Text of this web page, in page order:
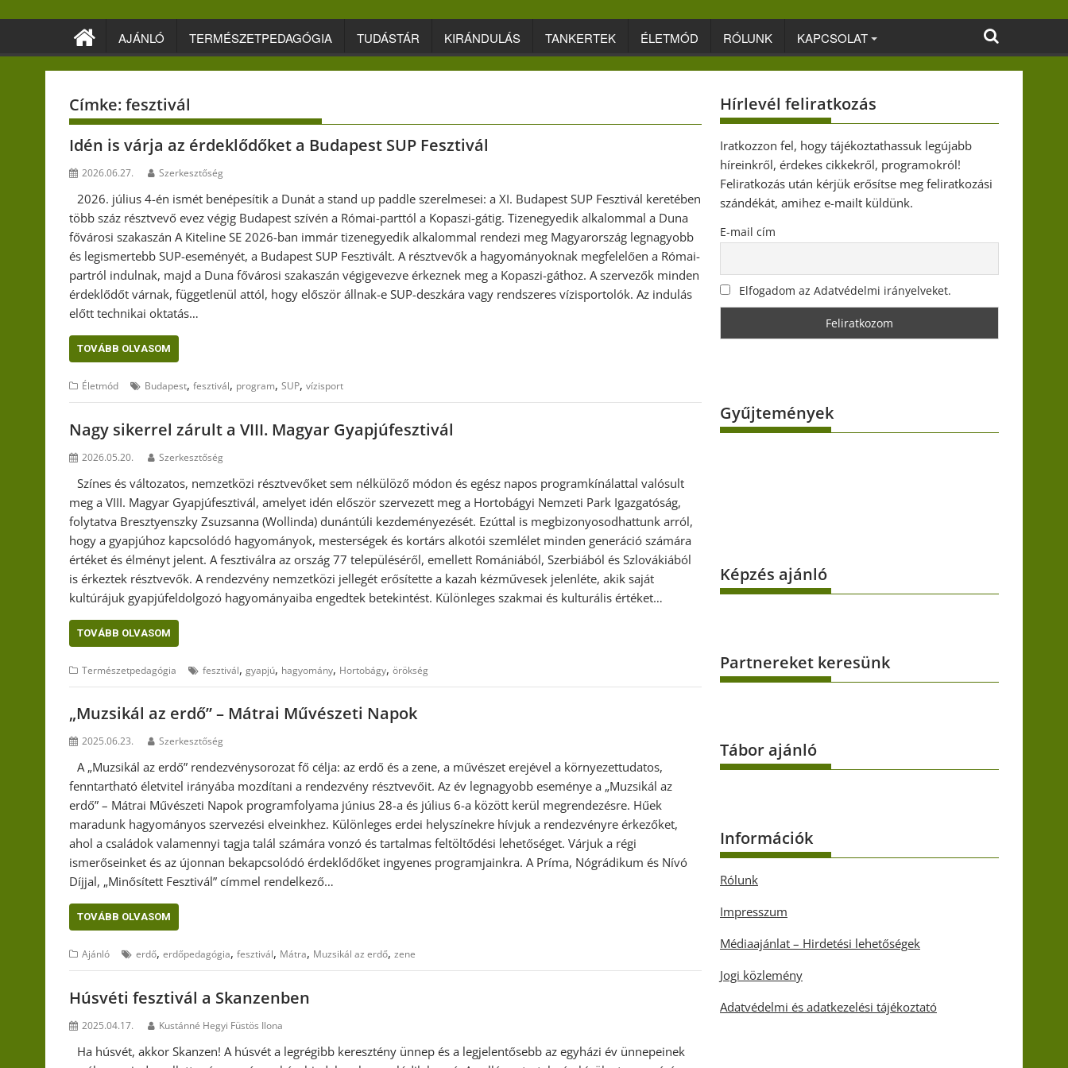
AJÁNLÓ TERMÉSZETPEDAGÓGIA TUDÁSTÁR KIRÁNDULÁS TANKERTEK ÉLETMÓD RÓLUNK KAPCSOLAT
Címke:fesztivál
Idén is várja az érdeklődőket a Budapest SUP Fesztivál
2026.06.27. Szerkesztőség
2026. július 4-én ismét benépesítik a Dunát a stand up paddle szerelmesei: a XI. Budapest SUP Fesztivál keretében
több száz résztvevő evez végig Budapest szívén a Római-parttól a Kopaszi-gátig. Tizenegyedik alkalommal a Duna
fővárosi szakaszán A Kiteline SE 2026-ban immár tizenegyedik alkalommal rendezi meg Magyarország legnagyobb
és legismertebb SUP-eseményét, a Budapest SUP Fesztivált. A résztvevők a hagyományoknak megfelelően a Római-
partról indulnak, majd a Duna fővárosi szakaszán végigevezve érkeznek meg a Kopaszi-gáthoz. A szervezők minden
érdeklődőt várnak, függetlenül attól, hogy először állnak-e SUP-deszkára vagy rendszeres vízisportolók. Az indulás
előtt technikai oktatás…
TOVÁBB OLVASOM
Életmód Budapest, fesztivál, program, SUP, vízisport
Nagy sikerrel zárult a VIII. Magyar Gyapjúfesztivál
2026.05.20. Szerkesztőség
Színes és változatos, nemzetközi résztvevőket sem nélkülöző módon és egész napos programkínálattal valósult
meg a VIII. Magyar Gyapjúfesztivál, amelyet idén először szervezett meg a Hortobágyi Nemzeti Park Igazgatóság,
folytatva Bresztyenszky Zsuzsanna (Wollinda) dunántúli kezdeményezését. Ezúttal is megbizonyosodhattunk arról,
hogy a gyapjúhoz kapcsolódó hagyományok, mesterségek és kortárs alkotói szemlélet minden generáció számára
értéket és élményt jelent. A fesztiválra az ország 77 településéről, emellett Romániából, Szerbiából és Szlovákiából
is érkeztek résztvevők. A rendezvény nemzetközi jellegét erősítette a kazah kézművesek jelenléte, akik saját
kultúrájuk gyapjúfeldolgozó hagyományaiba engedtek betekintést. Különleges szakmai és kulturális értéket…
TOVÁBB OLVASOM
Természetpedagógia fesztivál, gyapjú, hagyomány, Hortobágy, örökség
„Muzsikál az erdő” – Mátrai Művészeti Napok
2025.06.23. Szerkesztőség
A „Muzsikál az erdő” rendezvénysorozat fő célja: az erdő és a zene, a művészet erejével a környezettudatos,
fenntartható életvitel irányába mozdítani a rendezvény résztvevőit. Az év legnagyobb eseménye a „Muzsikál az
erdő” – Mátrai Művészeti Napok programfolyama június 28-a és július 6-a között kerül megrendezésre. Hűek
maradunk hagyományos szervezési elveinkhez. Különleges erdei helyszínekre hívjuk a rendezvényre érkezőket,
ahol a családok valamennyi tagja talál számára vonzó és tartalmas feltöltődési lehetőséget. Várjuk a régi
ismerőseinket és az újonnan bekapcsolódó érdeklődőket ingyenes programjainkra. A Príma, Nógrádikum és Nívó
Díjjal, „Minősített Fesztivál” címmel rendelkező…
TOVÁBB OLVASOM
Ajánló erdő, erdőpedagógia, fesztivál, Mátra, Muzsikál az erdő, zene
Húsvéti fesztivál a Skanzenben
2025.04.17. Kustánné Hegyi Füstös Ilona
Ha húsvét, akkor Skanzen! A húsvét a legrégibb keresztény ünnep és a legjelentősebb az egyházi év ünnepeinek
Hírlevél feliratkozás
Iratkozzon fel, hogy tájékoztathassuk legújabb
híreinkről, érdekes cikkekről, programokról!
Feliratkozás után kérjük erősítse meg feliratkozási
szándékát, amihez e-mailt küldünk.
E-mail cím
Elfogadom az Adatvédelmi irányelveket.
Gyűjtemények
Képzés ajánló
Partnereket keresünk
Tábor ajánló
Információk
Rólunk
Impresszum
Médiaajánlat – Hirdetési lehetőségek
Jogi közlemény
Adatvédelmi és adatkezelési tájékoztató